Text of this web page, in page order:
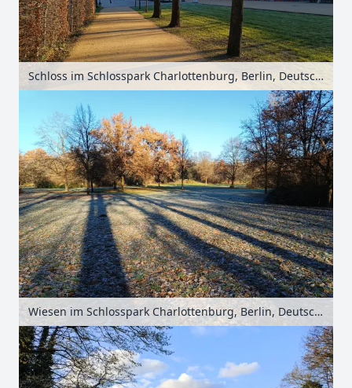
Schloss im Schlosspark Charlottenburg, Berlin, Deutschland
Wiesen im Schlosspark Charlottenburg, Berlin, Deutschland